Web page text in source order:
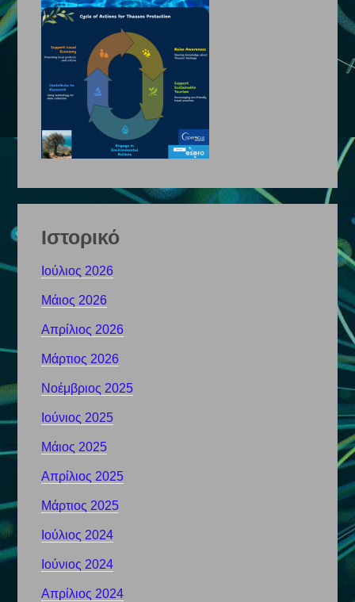
Ιστορικό
Ιούλιος 2026
Μάιος 2026
Απρίλιος 2026
Μάρτιος 2026
Νοέμβριος 2025
Ιούνιος 2025
Μάιος 2025
Απρίλιος 2025
Μάρτιος 2025
Ιούλιος 2024
Ιούνιος 2024
Απρίλιος 2024